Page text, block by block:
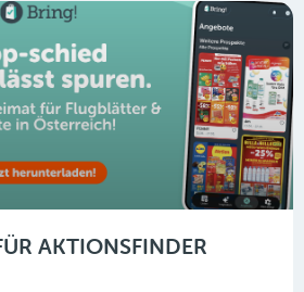
AKTIONSFINDER